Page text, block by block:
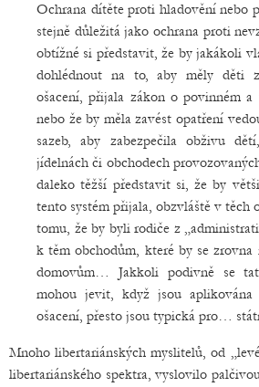
Ochrana dítěte proti hladovění nebo
stejně důležitá jako ochrana proti
obtížné si představit, že by jakákoli
dohlédnout na to, aby měly děti
ošacení, přijala zákon o povinném
nebo že by měla zavést opatření
sazeb, aby zabezpečila obživu
jídelnách či obchodech
daleko těžší představit si, že by
tento systém přijala, obzvláště v těch
tomu, že by byli rodiče z
k těm obchodům, které by se zrovna
domovům… Jakkoli podivně se
mohou jevit, když jsou aplikována
ošacení, přesto jsou typická pro…
Mnoho libertariánských myslitelů, od
libertariánského spektra, vyslovilo